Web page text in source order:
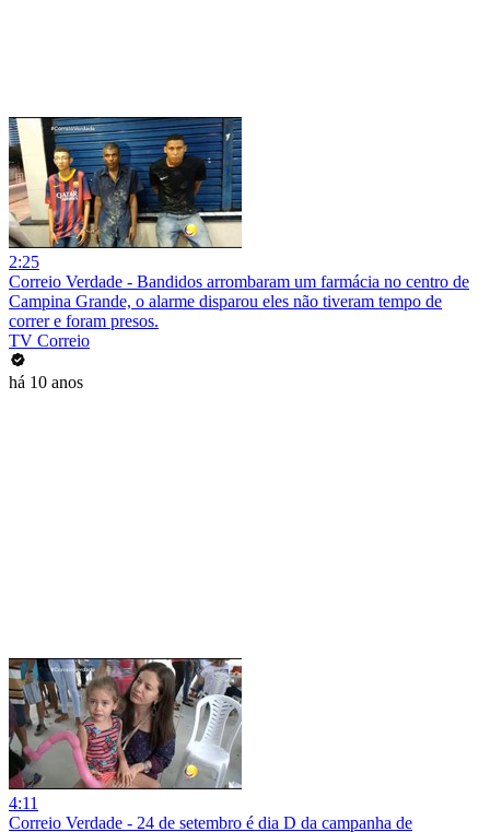
2:25
Correio Verdade - Bandidos arrombaram um farmácia no centro de
Campina Grande, o alarme disparou eles não tiveram tempo de
correr e foram presos.
TV Correio
há 10 anos
4:11
Correio Verdade - 24 de setembro é dia D da campanha de